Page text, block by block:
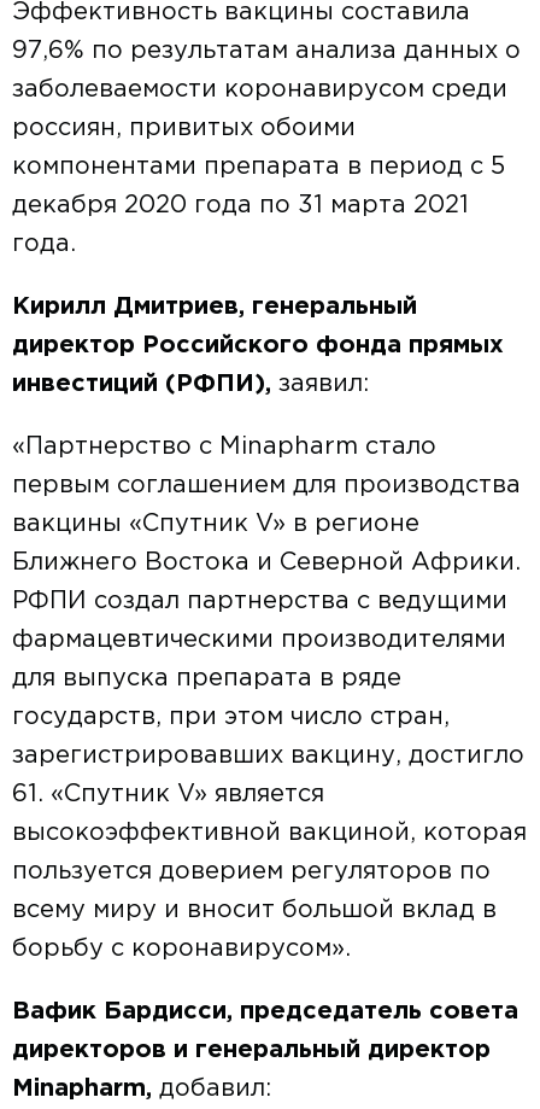
Эффективность вакцины составила
97,6% по результатам анализа данных о
заболеваемости коронавирусом среди
россиян, привитых обоими
компонентами препарата в период с 5
декабря 2020 года по 31 марта 2021
года.
Кирилл Дмитриев, генеральный
директор Российского фонда прямых
инвестиций (РФПИ), заявил:
«Партнерство с Minapharm стало
первым соглашением для производства
вакцины «Спутник V» в регионе
Ближнего Востока и Северной Африки.
РФПИ создал партнерства с ведущими
фармацевтическими производителями
для выпуска препарата в ряде
государств, при этом число стран,
зарегистрировавших вакцину, достигло
61. «Спутник V» является
высокоэффективной вакциной, которая
пользуется доверием регуляторов по
всему миру и вносит большой вклад в
борьбу с коронавирусом».
Вафик Бардисси, председатель совета
директоров и генеральный директор
Minapharm, добавил: